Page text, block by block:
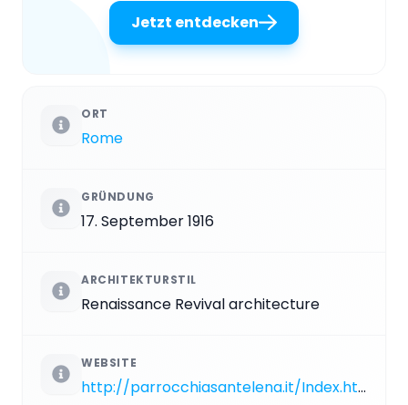
Jetzt entdecken
ORT
Rome
GRÜNDUNG
17. September 1916
ARCHITEKTURSTIL
Renaissance Revival architecture
WEBSITE
http://parrocchiasantelena.it/Index.htm